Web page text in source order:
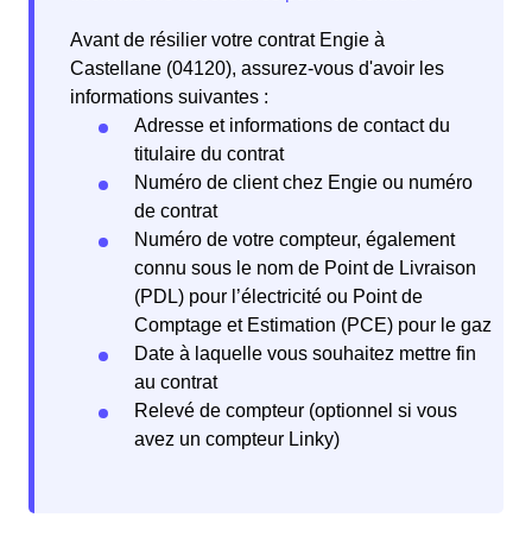
Avant de résilier votre contrat Engie à
Castellane (04120), assurez-vous d'avoir les
informations suivantes :
Adresse et informations de contact du
titulaire du contrat
Numéro de client chez Engie ou numéro
de contrat
Numéro de votre compteur, également
connu sous le nom de Point de Livraison
(PDL) pour l’électricité ou Point de
Comptage et Estimation (PCE) pour le gaz
Date à laquelle vous souhaitez mettre fin
au contrat
Relevé de compteur (optionnel si vous
avez un compteur Linky)